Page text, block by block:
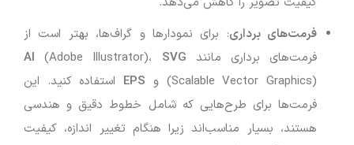
فرمت‌های برداری: برای نمودارها و گراف‌ها، بهتر است از
فرمت‌های برداری مانند
AI (Adobe Illustrator)، SVG
(Scalable Vector Graphics) و
EPS استفاده کنید. این
فرمت‌ها برای طرح‌هایی که شامل خطوط دقیق و هندسی
هستند، بسیار مناسب‌اند زیرا هنگام تغییر اندازه، کیفیت